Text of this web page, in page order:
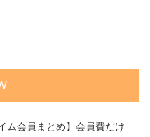
ム会員まとめ】会員費だけ